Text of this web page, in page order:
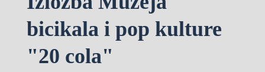
bicikala i pop kulture
"20 cola"